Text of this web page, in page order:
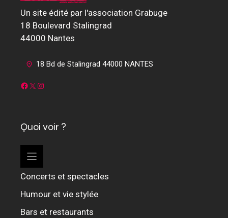
Un site édité par l'association Grabuge
18 Boulevard Stalingrad
44000 Nantes
18 Bd de Stalingrad 44000 NANTES
Facebook
X Instagram
Quoi voir ?
Concerts et spectacles
Humour et vie stylée
Bars et restaurants